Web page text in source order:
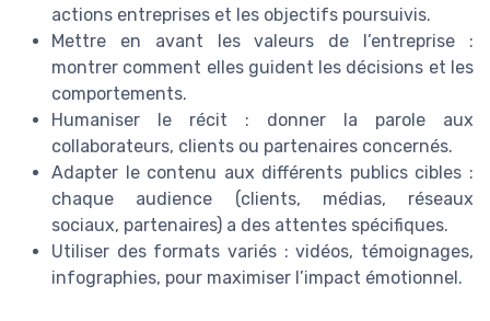
actions entreprises et les objectifs poursuivis.
Mettre en avant les valeurs de l’entreprise :
montrer comment elles guident les décisions et les
comportements.
Humaniser le récit : donner la parole aux
collaborateurs, clients ou partenaires concernés.
Adapter le contenu aux différents publics cibles :
chaque audience (clients, médias, réseaux
sociaux, partenaires) a des attentes spécifiques.
Utiliser des formats variés : vidéos, témoignages,
infographies, pour maximiser l’impact émotionnel.